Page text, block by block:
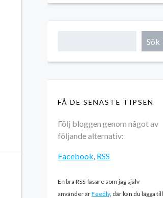
Sök
FÅ DE SENASTE TIPSEN
Följ bloggen genom något av
följande alternativ:
Facebook RSS
En bra RSS-läsare som jag själv
använder ärFeedly, där kan du lägga till